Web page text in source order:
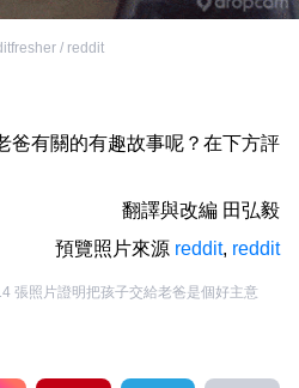
/ reddit
爸有關的有趣故事呢？在下方評
翻譯與改編 田弘毅
預覽照片來源 reddit, reddit
張照片證明把孩子交給老爸是個好主意